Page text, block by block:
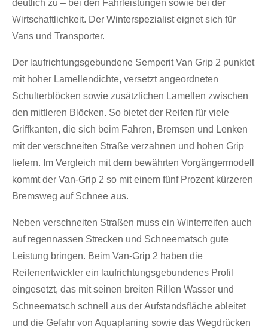
deutlich zu – bei den Fahrleistungen sowie bei der
Wirtschaftlichkeit. Der Winterspezialist eignet sich für
Vans und Transporter.
Der laufrichtungsgebundene Semperit Van Grip 2 punktet
mit hoher Lamellendichte, versetzt angeordneten
Schulterblöcken sowie zusätzlichen Lamellen zwischen
den mittleren Blöcken. So bietet der Reifen für viele
Griffkanten, die sich beim Fahren, Bremsen und Lenken
mit der verschneiten Straße verzahnen und hohen Grip
liefern. Im Vergleich mit dem bewährten Vorgängermodell
kommt der Van-Grip 2 so mit einem fünf Prozent kürzeren
Bremsweg auf Schnee aus.
Neben verschneiten Straßen muss ein Winterreifen auch
auf regennassen Strecken und Schneematsch gute
Leistung bringen. Beim Van-Grip 2 haben die
Reifenentwickler ein laufrichtungsgebundenes Profil
eingesetzt, das mit seinen breiten Rillen Wasser und
Schneematsch schnell aus der Aufstandsfläche ableitet
und die Gefahr von Aquaplaning sowie das Wegdrücken